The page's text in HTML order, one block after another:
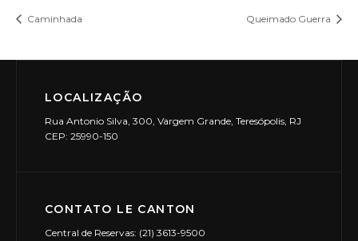
Caminhada Queimado Guerra
LOCALIZAÇÃO
Rua Antonio Silva, 300, Vargem Grande, Teresópolis, RJ
CEP: 25990-150
CONTATO LE CANTON
Central de Reservas: (21) 3613-9500